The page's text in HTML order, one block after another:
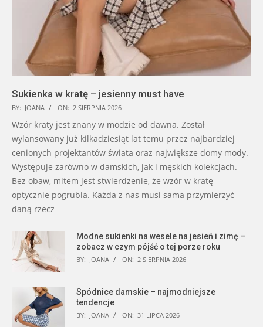
Sukienka w kratę – jesienny must have
BY: JOANA ON: 2 SIERPNIA 2026
Wzór kraty jest znany w modzie od dawna. Został
wylansowany już kilkadziesiąt lat temu przez najbardziej
cenionych projektantów świata oraz największe domy mody.
Występuje zarówno w damskich, jak i męskich kolekcjach.
Bez obaw, mitem jest stwierdzenie, że wzór w kratę
optycznie pogrubia. Każda z nas musi sama przymierzyć
daną rzecz
Modne sukienki na wesele na jesień i zimę –
zobacz w czym pójść o tej porze roku
BY: JOANA ON: 2 SIERPNIA 2026
Spódnice damskie – najmodniejsze
tendencje
BY: JOANA ON: 31 LIPCA 2026